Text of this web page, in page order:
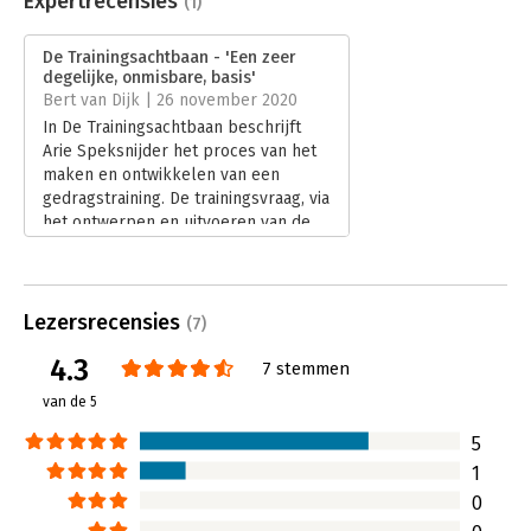
Verschijningsdatum:
Hoofdrubriek: Leiderschap
De Trainingsachtbaan - 'Een zeer
degelijke, onmisbare, basis'
Bert van Dijk | 26 november 2020
In De Trainingsachtbaan beschrijft
Arie Speksnijder het proces van het
maken en ontwikkelen van een
gedragstraining. De trainingsvraag, via
het ontwerpen en uitvoeren van de
werkelijk alles komt aan de orde.
Lezersrecensies (7)
4.3
van de 5
7 stemmen
5
1
0